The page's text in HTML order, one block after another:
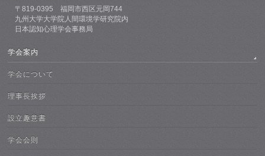
〒819-0395 福岡市西区元岡744
九州大学大学院人間環境学研究院内
日本認知心理学会事務局
学会案内
学会について
理事長挨拶
設立趣意書
学会会則